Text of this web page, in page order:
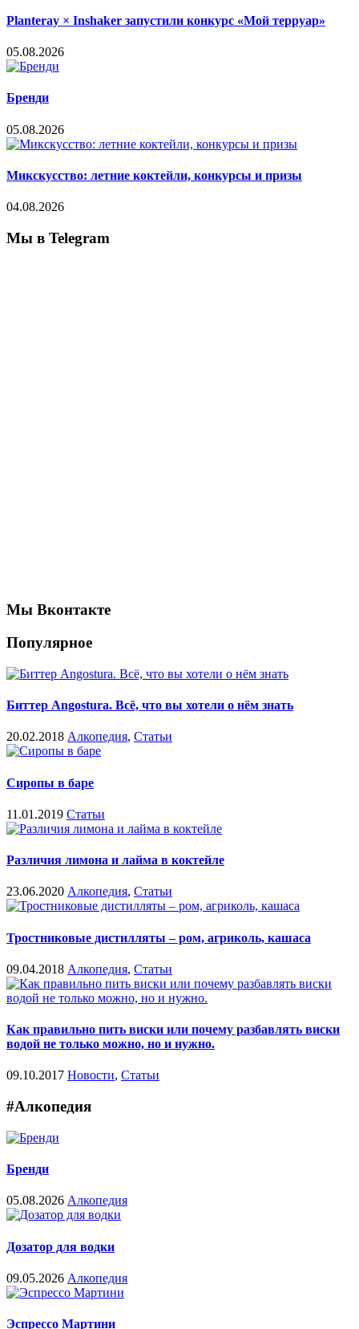
Planteray × Inshaker запустили конкурс «Мой терруар»
05.08.2026
Бренди
05.08.2026
Микскусство: летние коктейли, конкурсы и призы
04.08.2026
Мы в Telegram
Мы Вконтакте
Популярное
Биттер Angostura. Всё, что вы хотели о нём знать
20.02.2018 Алкопедия, Статьи
Сиропы в баре
11.01.2019 Статьи
Различия лимона и лайма в коктейле
23.06.2020 Алкопедия, Статьи
Тростниковые дистилляты – ром, агриколь, кашаса
09.04.2018 Алкопедия, Статьи
Как правильно пить виски или почему разбавлять виски
водой не только можно, но и нужно.
09.10.2017 Новости, Статьи
#Алкопедия
Бренди
05.08.2026 Алкопедия
Дозатор для водки
09.05.2026 Алкопедия
Эспрессо Мартини